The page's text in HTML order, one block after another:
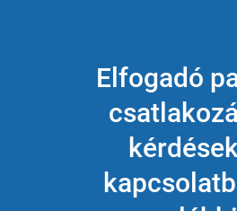
Elfogadó